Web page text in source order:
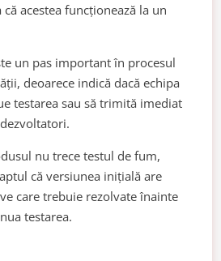
acestea funcționează la un
un pas important în procesul
deoarece indică dacă echipa
testarea sau să trimită imediat
nu trece testul de fum,
că versiunea inițială are
care trebuie rezolvate înainte
testarea.